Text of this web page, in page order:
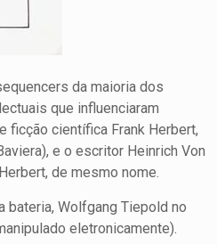
da maioria dos
que influenciaram
ficção científica Frank Herbert,
e o escritor Heinrich Von
de mesmo nome.
Wolfgang Tiepold no
eletronicamente).